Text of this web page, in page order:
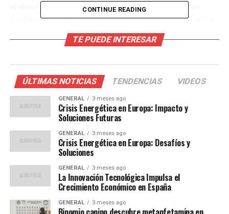
Desencajados, conducido por el Burro Van
Rankin, Brailovsky habló con emoción sobre su relación
deportiva
En sus palabras, Brailovsky recordó los muchos años
compartidos con Marín, describiéndolo como un
hombre íntegro y fiel.
“Fueron muchos años
juntos. Un gran tipo que no
merecía las cosas que
hablaban de él, sobre todo
CONTINUE READING
TE PUEDE INTERESAR
ÚLTIMAS NOTICIAS TENDENCIAS VIDEOS
GENERAL 3 meses ago
Crisis Energética en Europa: Impacto y
Soluciones Futuras
GENERAL 3 meses ago
Crisis Energética en Europa: Desafíos y
Soluciones
GENERAL 3 meses ago
La Innovación Tecnológica Impulsa el
Crecimiento Económico en España
GENERAL 3 meses ago